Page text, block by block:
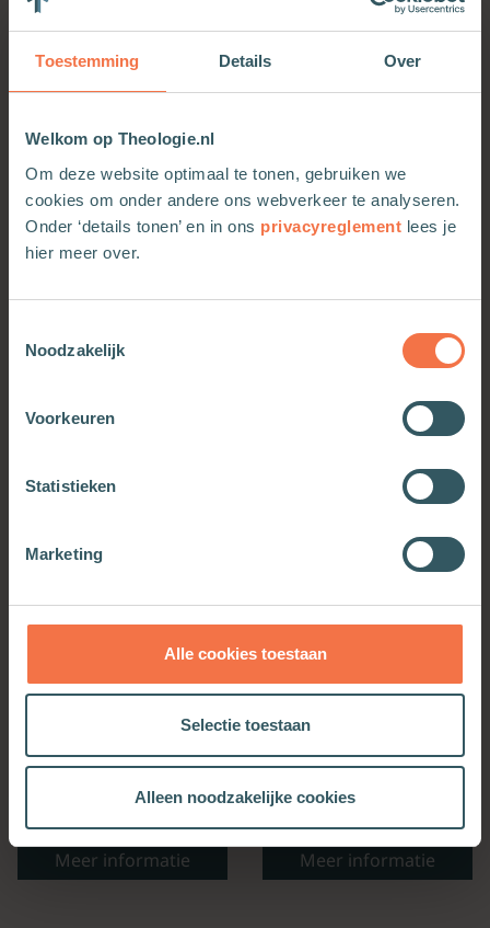
Toestemming Details Over
Welkom op Theologie.nl
Om deze website optimaal te tonen, gebruiken we
cookies om onder andere ons webverkeer te analyseren.
Onder ‘details tonen’ en in ons privacyreglement lees je
hier meer over.
Noodzakelijk
Voorkeuren
Statistieken
Marketing
Alle cookies toestaan
Selectie toestaan
Alleen noodzakelijke cookies
periode nadrukkelijk in het bredere kader van niet
van geweld door Japanse, Britse en Nederlandse
zijde tegen Indonesische non-combattanten. Niet
daarbuiten komen in dit boek aan de orde,
evenals het lastige vraagstuk van het vaststellen
van slachtofferaantallen en de herontdekking’ van
de bersiap-periode in de jaren tachtig.
Engels (‘Resonance of Violence’), isbn
Dit monument is het
teken dat wij het hebben
overleefd
Meer informatie
Resonance of Violence
Meer informatie